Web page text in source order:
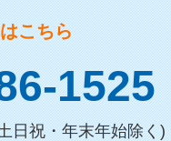
こちら
1525
日祝・年末年始除く)